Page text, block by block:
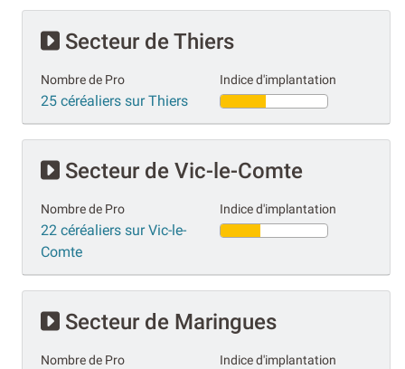
Secteur de Thiers
Nombre de Pro
25 céréaliers sur Thiers
Indice d'implantation
Secteur de Vic-le-Comte
Nombre de Pro
22 céréaliers sur Vic-le-
Comte
Indice d'implantation
Secteur de Maringues
Nombre de Pro Indice d'implantation